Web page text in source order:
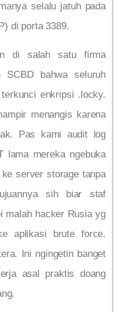
selalu jatuh pada
di porta 3389.
di salah satu firma
SCBD bahwa seluruh
enkripsi .locky.
menangis karena
Pas kami audit log
lama mereka ngebuka
server storage tanpa
sih biar staf
malah hacker Rusia yg
aplikasi brute force.
Ini ngingetin banget
asal praktis doang